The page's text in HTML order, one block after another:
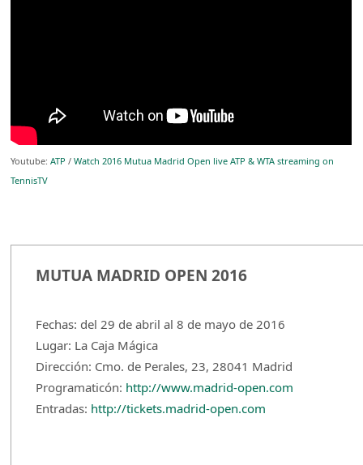
Youtube:ATP /Watch 2016 Mutua Madrid Open live ATP & WTA streaming on
TennisTV
MUTUA MADRID OPEN 2016
Fechas: del 29 de abril al 8 de mayo de 2016
Lugar: La Caja Mágica
Dirección: Cmo. de Perales, 23, 28041 Madrid
Programaticón: http://www.madrid-open.com
Entradas: http://tickets.madrid-open.com